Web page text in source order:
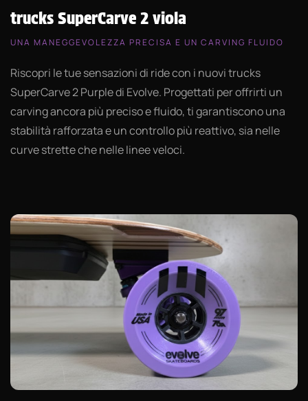
trucks SuperCarve 2 viola
UNA MANEGGEVOLEZZA PRECISA E UN CARVING FLUIDO
Riscopri le tue sensazioni di ride con i nuovi trucks
SuperCarve 2 Purple di Evolve. Progettati per offrirti un
carving ancora più preciso e fluido, ti garantiscono una
stabilità rafforzata e un controllo più reattivo, sia nelle
curve strette che nelle linee veloci.